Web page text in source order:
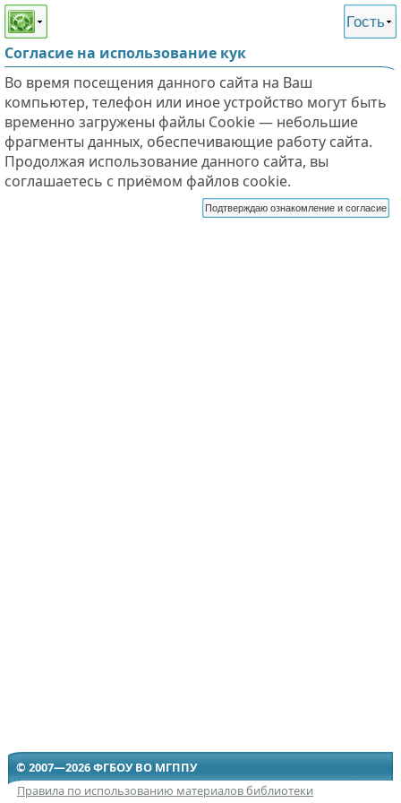
Этот сайт поддерживает
слабовидящих
Гость
Согласие на использование кук
Во время посещения данного сайта на Ваш
компьютер, телефон или иное устройство могут быть
временно загружены файлы Cookie — небольшие
фрагменты данных, обеспечивающие работу сайта.
Продолжая использование данного сайта, вы
соглашаетесь с приёмом файлов cookie.
Подтверждаю ознакомление и согласие
© 2007—2026 ФГБОУ ВО МГППУ
Правила по использованию материалов библиотеки